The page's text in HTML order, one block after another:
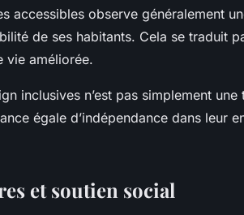
accessibles observe généralement
de ses habitants. Cela se traduit
vie améliorée.
inclusives n’est pas simplement une
égale d’indépendance dans leur
et soutien social